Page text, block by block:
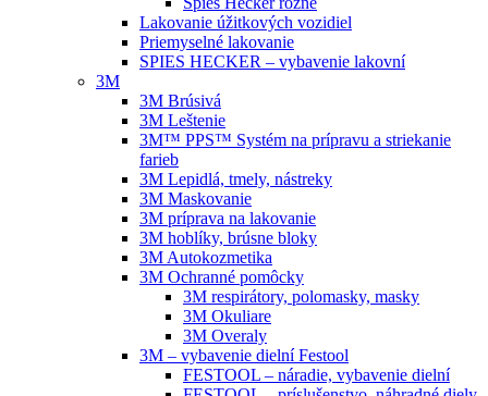
Lakovanie úžitkových vozidiel
Priemyselné lakovanie
SPIES HECKER – vybavenie lakovní
3M
3M Brúsivá
3M Leštenie
3M™ PPS™ Systém na prípravu a striekanie
farieb
3M Lepidlá, tmely, nástreky
3M Maskovanie
3M príprava na lakovanie
3M hoblíky, brúsne bloky
3M Autokozmetika
3M Ochranné pomôcky
3M respirátory, polomasky, masky
3M Okuliare
3M Overaly
3M – vybavenie dielní Festool
FESTOOL – náradie, vybavenie dielní